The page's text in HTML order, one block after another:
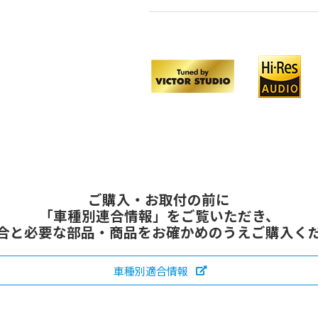
ご購入・お取付の前に
「車種別連合情報」をご覧いただき、
と必要な部品・商品をお確かめのうえご購入く
車種別適合情報